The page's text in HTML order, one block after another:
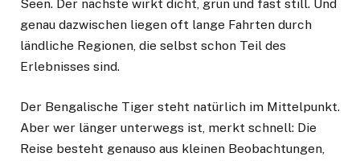
Seen. Der nächste wirkt dicht, grün und fast still. Und
genau dazwischen liegen oft lange Fahrten durch
ländliche Regionen, die selbst schon Teil des
Erlebnisses sind.
Der Bengalische Tiger steht natürlich im Mittelpunkt.
Aber wer länger unterwegs ist, merkt schnell: Die
Reise besteht genauso aus kleinen Beobachtungen,